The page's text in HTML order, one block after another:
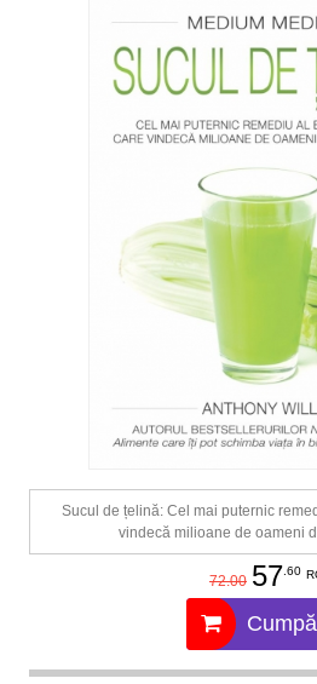
Sucul de țelină: Cel mai puternic
vindecă milioane de oameni
72.00 57.60